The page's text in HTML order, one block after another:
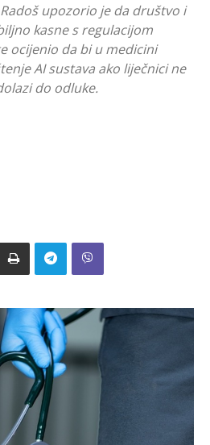
upozorio je da društvo i
kasne s regulacijom
ocijenio da bi u medicini
AI sustava ako liječnici ne
do odluke.